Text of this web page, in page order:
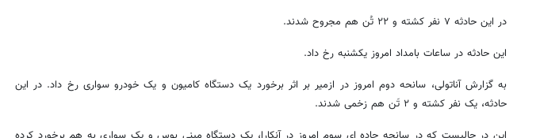
در این حادثه ۷ نفر کشته و ۲۲ تُن هم مجروح شدند.
این حادثه در ساعات بامداد امروز یکشنبه رخ داد.
به گزارش آناتولی، سانحه دوم امروز در ازمیر بر اثر برخورد یک دستگاه کامیون و یک خودرو سواری رخ داد. در این
حادثه، یک نفر کشته و ۲ تَن هم زخمی شدند.